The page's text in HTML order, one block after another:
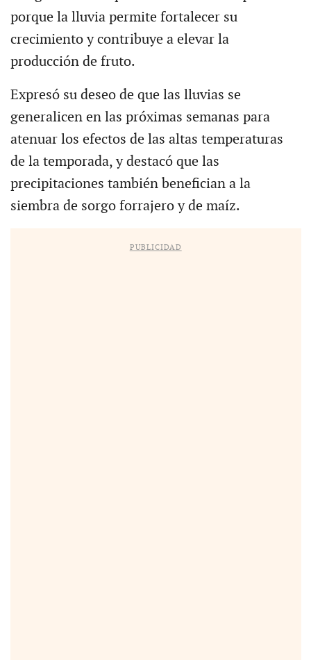
porque la lluvia permite fortalecer su
crecimiento y contribuye a elevar la
producción de fruto.
Expresó su deseo de que las lluvias se
generalicen en las próximas semanas para
atenuar los efectos de las altas temperaturas
de la temporada, y destacó que las
precipitaciones también benefician a la
siembra de sorgo forrajero y de maíz.
PUBLICIDAD